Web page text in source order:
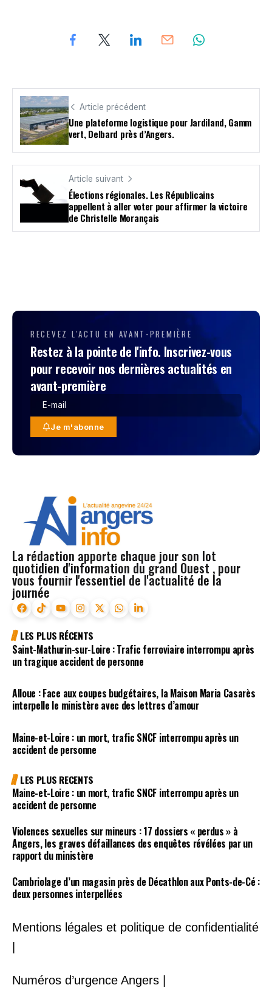
Article précédent
Une plateforme logistique pour Jardiland, Gamm
vert, Delbard près d’Angers.
Article suivant
Élections régionales. Les Républicains
appellent à aller voter pour affirmer la victoire
de Christelle Morançais
RECEVEZ L'ACTU EN AVANT-PREMIÈRE
Restez à la pointe de l'info. Inscrivez-vous
pour recevoir nos dernières actualités en
avant-première
Je m'abonne
La rédaction apporte chaque jour son lot
quotidien d'information du grand Ouest , pour
vous fournir l'essentiel de l'actualité de la
journée
LES PLUS RÉCENTS
Saint-Mathurin-sur-Loire : Trafic ferroviaire interrompu après
un tragique accident de personne
Alloue : Face aux coupes budgétaires, la Maison Maria Casarès
interpelle le ministère avec des lettres d’amour
Maine-et-Loire : un mort, trafic SNCF interrompu après un
accident de personne
LES PLUS RECENTS
Maine-et-Loire : un mort, trafic SNCF interrompu après un
accident de personne
Violences sexuelles sur mineurs : 17 dossiers « perdus » à
Angers, les graves défaillances des enquêtes révélées par un
rapport du ministère
Cambriolage d’un magasin près de Décathlon aux Ponts-de-Cé :
deux personnes interpellées
Mentions légales et politique de confidentialité
Numéros d’urgence Angers |